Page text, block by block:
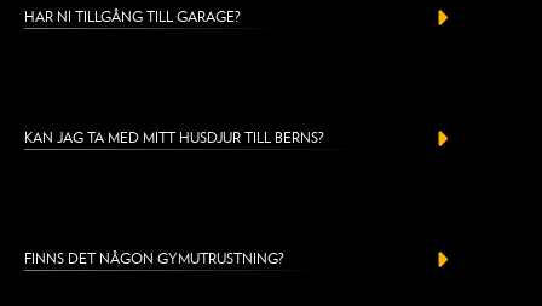
HAR NI TILLGÅNG TILL GARAGE?
KAN JAG TA MED MITT HUSDJUR TILL BERNS?
FINNS DET NÅGON GYMUTRUSTNING?